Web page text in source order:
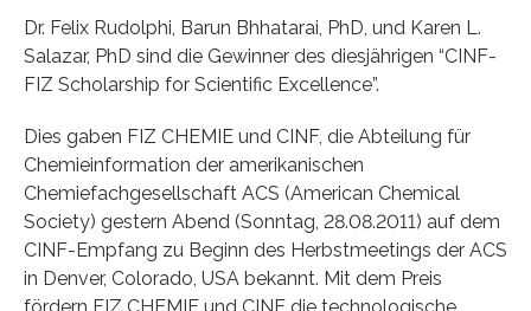
Dr. Felix Rudolphi, Barun Bhhatarai, PhD, und Karen L.
Salazar, PhD sind die Gewinner des diesjährigen “CINF-
FIZ Scholarship for Scientific Excellence”.
Dies gaben FIZ CHEMIE und CINF, die Abteilung für
Chemieinformation der amerikanischen
Chemiefachgesellschaft ACS (American Chemical
Society) gestern Abend (Sonntag, 28.08.2011) auf dem
CINF-Empfang zu Beginn des Herbstmeetings der ACS
in Denver, Colorado, USA bekannt. Mit dem Preis
fördern FIZ CHEMIE und CINF die technologische